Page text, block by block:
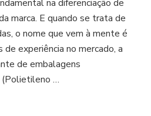
na diferenciação de
marca. E quando se trata de
o nome que vem à mente é
experiência no mercado, a
de embalagens
(Polietileno …